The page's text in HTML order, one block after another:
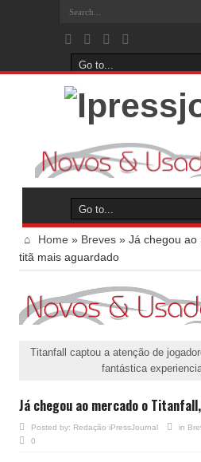
Home » Breves » Já chegou ao
titã mais aguardado
Titanfall captou a atenção de
fantástica
Já chegou ao mercado o
Posted by: Redação iPressJournal in
0